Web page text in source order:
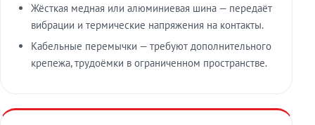
Жёсткая медная или алюминиевая шина — передаёт
вибрации и термические напряжения на контакты.
Кабельные перемычки — требуют дополнительного
крепежа, трудоёмки в ограниченном пространстве.